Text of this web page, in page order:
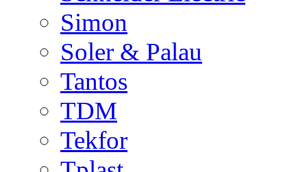
Simon
Soler & Palau
Tantos
TDM
Tekfor